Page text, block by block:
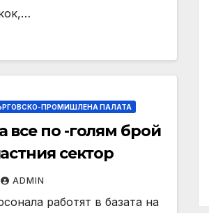
ПРОМИШЛЕНА ПАЛАТА
все по -голям брой
сектор
ADMIN
работят в базата на